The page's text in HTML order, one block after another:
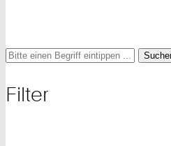
Suche
und
Suche
Suche
Filter